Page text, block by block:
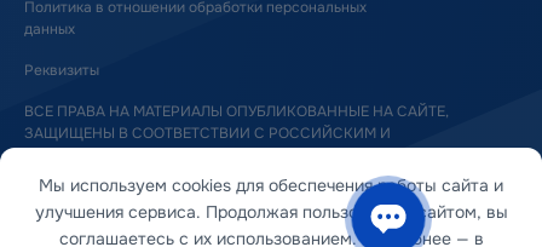
Политика в отношении обработки персональных
данных
Реквизиты
ВСЕ ПРАВА НА МАТЕРИАЛЫ ОПУБЛИКОВАННЫЕ НА САЙТЕ,
ЗАЩИЩЕНЫ В СООТВЕТСТВИИ С РОССИЙСКИМ И
И СМЕЖНЫХ ПРАВАХ
Мы используем cookies для обеспечения работы сайта и
улучшения сервиса. Продолжая пользоваться сайтом, вы
соглашаетесь с их использованием. Подробнее — в